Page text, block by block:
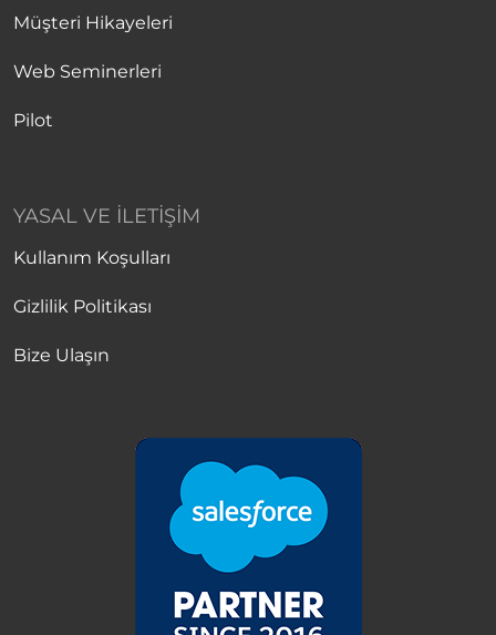
Müşteri Hikayeleri
Web Seminerleri
Pilot
YASAL VE İLETIŞIM
Kullanım Koşulları
Gizlilik Politikası
Bize Ulaşın